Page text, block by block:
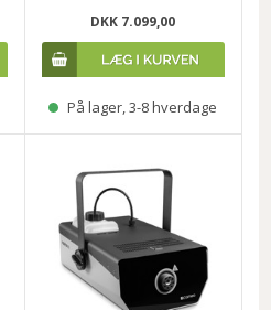
DKK 7.099,00
På lager, 3-8 hverdage